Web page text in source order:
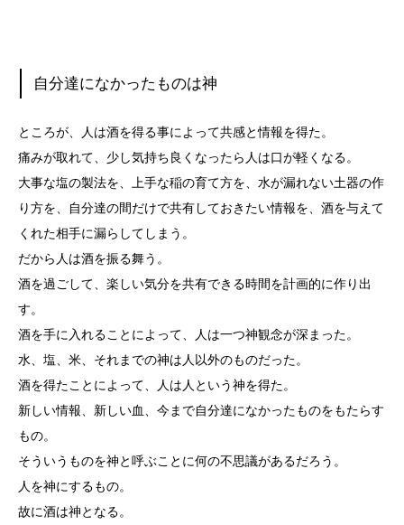
自分達になかったものは神
ところが、人は酒を得る事によって共感と情報を得た。
痛みが取れて、少し気持ち良くなったら人は口が軽くなる。
大事な塩の製法を、上手な稲の育て方を、水が漏れない土器の作
り方を、自分達の間だけで共有しておきたい情報を、酒を与えて
くれた相手に漏らしてしまう。
だから人は酒を振る舞う。
酒を過ごして、楽しい気分を共有できる時間を計画的に作り出
す。
酒を手に入れることによって、人は一つ神観念が深まった。
水、塩、米、それまでの神は人以外のものだった。
酒を得たことによって、人は人という神を得た。
新しい情報、新しい血、今まで自分達になかったものをもたらす
もの。
そういうものを神と呼ぶことに何の不思議があるだろう。
人を神にするもの。
故に酒は神となる。